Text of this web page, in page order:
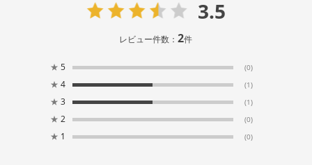
3.5
レビュー件数：2件
★ 5 (0)
★ 4 (1)
★ 3 (1)
★ 2 (0)
★ 1 (0)